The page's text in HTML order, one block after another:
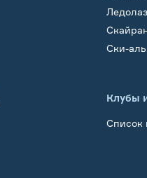
Ски-
Клубы
Список